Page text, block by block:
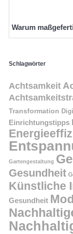
Warum
Schlagwörter
Achtsamkeit
Transformation
Einrichtungstipps
Gartengestaltung
Gesundheit
Künstliche
Gesundheit